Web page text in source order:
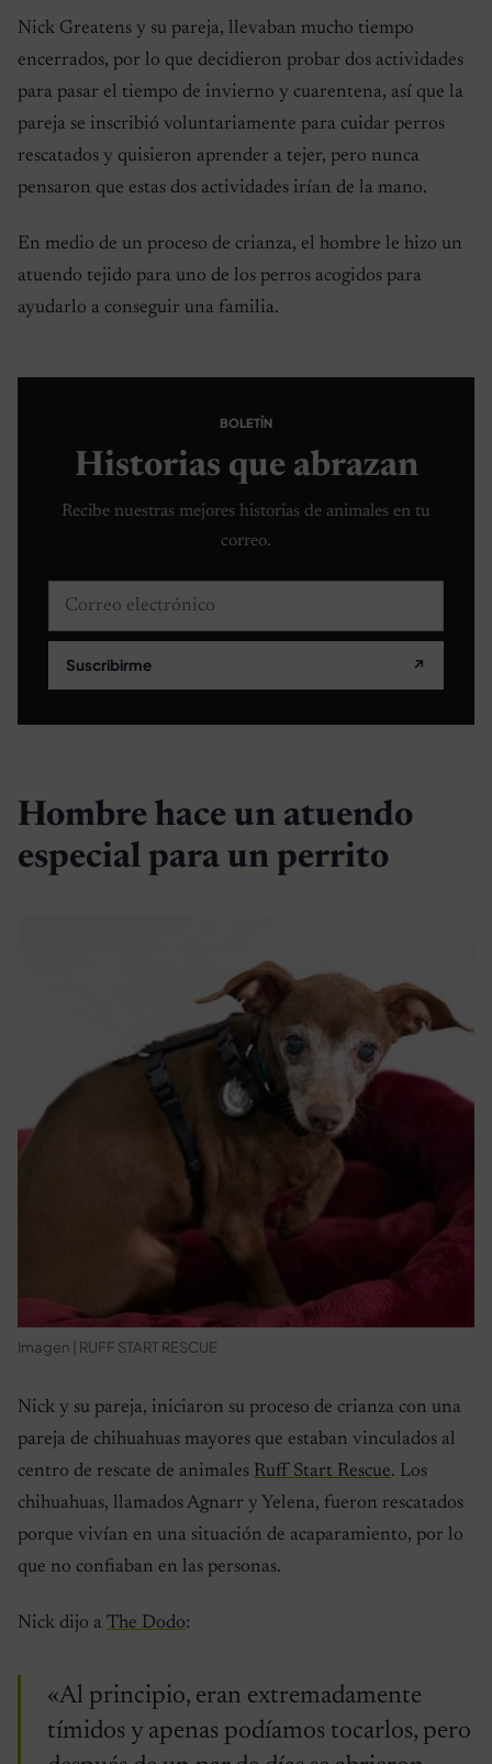
Nick Greatens y su pareja, llevaban mucho tiempo
encerrados, por lo que decidieron probar dos actividades
para pasar el tiempo de invierno y cuarentena, así que la
pareja se inscribió voluntariamente para cuidar perros
rescatados y quisieron aprender a tejer, pero nunca
pensaron que estas dos actividades irían de la mano.
En medio de un proceso de crianza, el hombre le hizo un
atuendo tejido para uno de los perros acogidos para
ayudarlo a conseguir una familia.
BOLETÍN
Historias que abrazan
Recibe nuestras mejores historias de animales en tu
correo.
Correo electrónico
Suscribirme ↗
Hombre hace un atuendo
especial para un perrito
Imagen | RUFF START RESCUE
Nick y su pareja, iniciaron su proceso de crianza con una
pareja de chihuahuas mayores que estaban vinculados al
centro de rescate de animales Ruff Start Rescue. Los
chihuahuas, llamados Agnarr y Yelena, fueron rescatados
porque vivían en una situación de acaparamiento, por lo
que no confiaban en las personas.
Nick dijo a The Dodo:
«Al principio, eran extremadamente
tímidos y apenas podíamos tocarlos, pero